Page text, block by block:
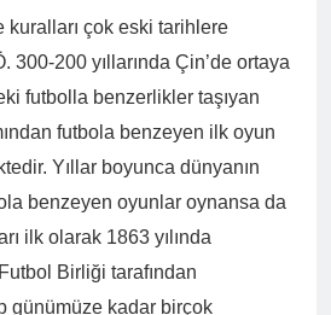
kuralları çok eski tarihlere
300-200 yıllarında Çin’de ortaya
futbolla benzerlikler taşıyan
futbola benzeyen ilk oyun
Yıllar boyunca dünyanın
benzeyen oyunlar oynansa da
ilk olarak 1863 yılında
Birliği tarafından
günümüze kadar birçok